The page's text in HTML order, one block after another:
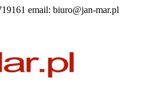
email: biuro@jan-mar.pl